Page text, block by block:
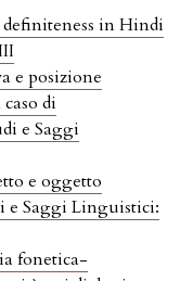
in Hindi
e posizione
di
e Saggi
e oggetto
e Saggi Linguistici:
fonetica-